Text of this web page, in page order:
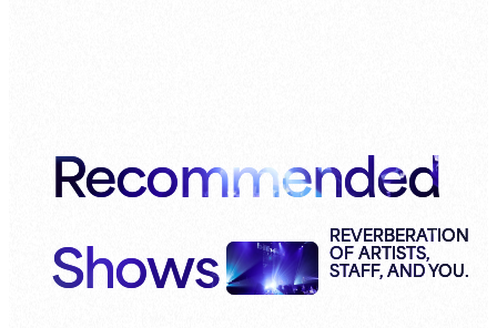
Recommended
Shows
REVERBERATION
OF ARTISTS,
STAFF, AND YOU.